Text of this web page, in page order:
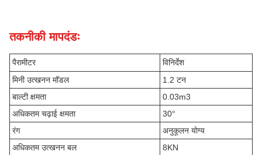
तकनीकी मापदंडः
पैरामीटर
विनिर्देश
मिनी उत्खनन मॉडल
1.2 टन
बाल्टी क्षमता
0.03m3
अधिकतम चढ़ाई क्षमता
30°
रंग
अनुकूलन योग्य
अधिकतम उत्खनन बल
8KN